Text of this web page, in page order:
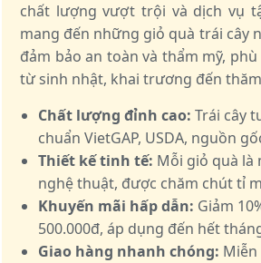
chất lượng vượt trội và dịch vụ
mang đến những giỏ quà trái cây
đảm bảo an toàn và thẩm mỹ,
từ sinh nhật, khai trương đến
Chất lượng đỉnh cao: Trái cây
chuẩn VietGAP, USDA, nguồn
Thiết kế tinh tế: Mỗi giỏ quà là
nghệ thuật, được chăm chút tỉ
Khuyến mãi hấp dẫn: Giảm
500.000đ, áp dụng đến hết
Giao hàng nhanh chóng: